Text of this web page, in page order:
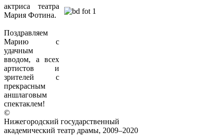
актриса театра
Мария Фотина.
Поздравляем
Марию с
удачным
вводом, а всех
артистов и
зрителей с
прекрасным
аншлаговым
спектаклем!
©
Нижегородский государственный
академический театр драмы, 2009–2020